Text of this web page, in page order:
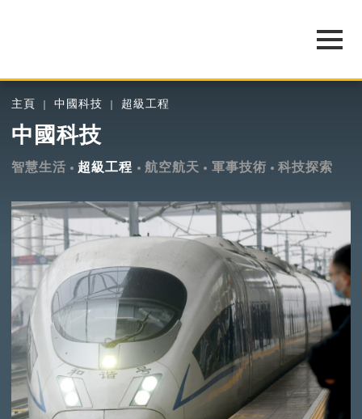
主頁 中國科技 超級工程
中國科技
智慧生活 超級工程 航空航天 軍事技術 科技探索